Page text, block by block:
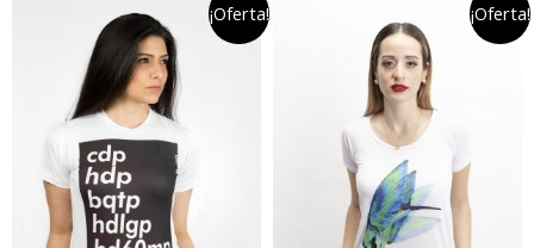
¡Oferta! ¡Oferta!